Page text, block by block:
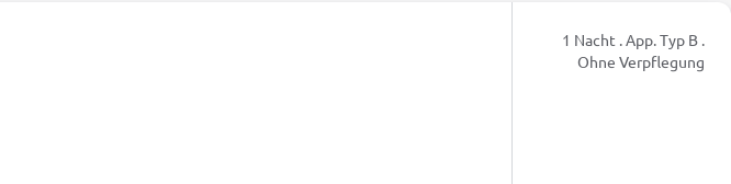
1 Nacht . App. Typ B .
Ohne Verpflegung